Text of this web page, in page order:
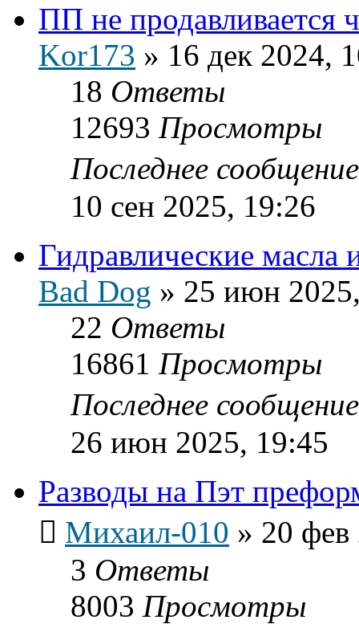
ПП не продавливается
Kor173 » 16 дек 2024,
18 Ответы
12693 Просмотры
Последнее
10 сен 2025, 19:26
Гидравлические масла
Bad Dog » 25 июн
22 Ответы
16861 Просмотры
Последнее
26 июн 2025, 19:45
Разводы на Пэт
Михаил-010 » 20 фев
3 Ответы
8003 Просмотры